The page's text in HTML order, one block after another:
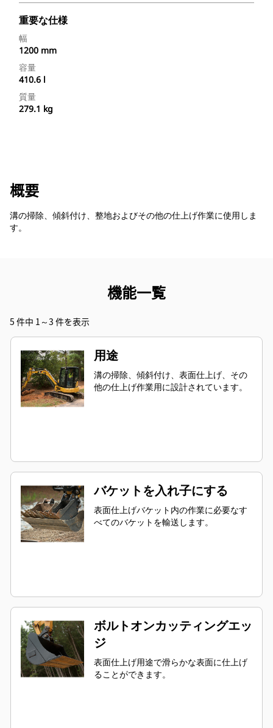
重要な仕様
幅
1200 mm
容量
410.6 l
質量
279.1 kg
概要
溝の掃除、傾斜付け、整地およびその他の仕上げ作業に使用しま
す。
機能一覧
5 件中 1～3 件を表示
用途
溝の掃除、傾斜付け、表面仕上げ、その
他の仕上げ作業用に設計されています。
バケットを入れ子にする
表面仕上げバケット内の作業に必要なす
べてのバケットを輸送します。
ボルトオンカッティングエッ
ジ
表面仕上げ用途で滑らかな表面に仕上げ
ることができます。